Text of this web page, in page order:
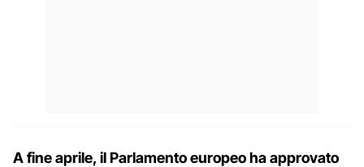
A fine aprile, il Parlamento europeo ha approvato